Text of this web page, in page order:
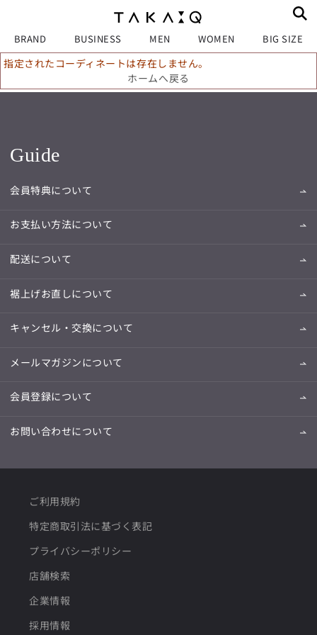
BRAND BUSINESS MEN WOMEN BIG SIZE
指定されたコーディネートは存在しません。
ホームへ戻る
Guide
会員特典について
お支払い方法について
配送について
裾上げお直しについて
キャンセル・交換について
メールマガジンについて
会員登録について
お問い合わせについて
ご利用規約
特定商取引法に基づく表記
プライバシーポリシー
店舗検索
企業情報
採用情報